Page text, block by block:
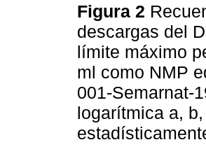
Figura 2
descargas del
límite máximo
ml como NMP
001-Semarnat-
logarítmica a,